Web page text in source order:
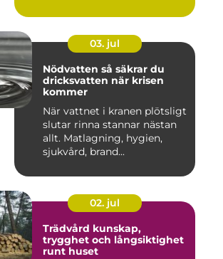
03. jul
Nödvatten så säkrar du
dricksvatten när krisen
kommer
När vattnet i kranen plötsligt
slutar rinna stannar nästan
allt. Matlagning, hygien,
sjukvård, brand...
02. jul
Trädvård kunskap,
trygghet och långsiktighet
runt huset